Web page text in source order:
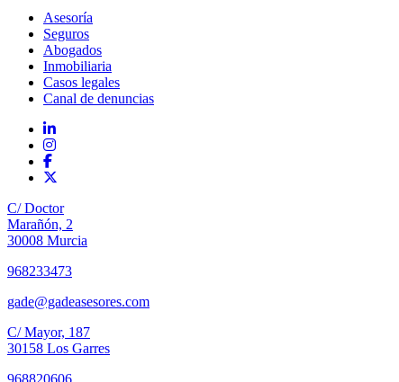
Asesoría
Seguros
Abogados
Inmobiliaria
Casos legales
Canal de denuncias
C/ Doctor
Marañón, 2
30008 Murcia
968233473
gade@gadeasesores.com
C/ Mayor, 187
30158 Los Garres
968820606